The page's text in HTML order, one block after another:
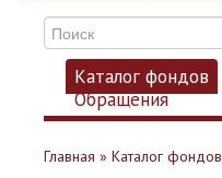
Каталог фондов
Обращения
Главная » Каталог фондов